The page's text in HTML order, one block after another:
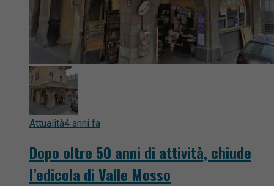
Attualità4 anni fa
Dopo oltre 50 anni di attività, chiude
l’edicola di Valle Mosso